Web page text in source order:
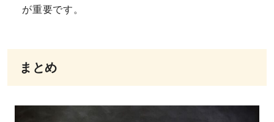
が重要です。
まとめ